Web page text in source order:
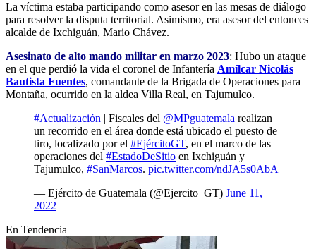
La víctima estaba participando como asesor en las mesas de diálogo
para resolver la disputa territorial. Asimismo, era asesor del entonces
alcalde de Ixchiguán, Mario Chávez.
Asesinato de alto mando militar en marzo 2023: Hubo un ataque
en el que perdió la vida el coronel de Infantería Amílcar Nicolás
Bautista Fuentes, comandante de la Brigada de Operaciones para
Montaña, ocurrido en la aldea Villa Real, en Tajumulco.
#Actualización | Fiscales del @MPguatemala realizan
un recorrido en el área donde está ubicado el puesto de
tiro, localizado por el #EjércitoGT, en el marco de las
operaciones del #EstadoDeSitio en Ixchiguán y
Tajumulco, #SanMarcos. pic.twitter.com/ndJA5s0AbA
— Ejército de Guatemala (@Ejercito_GT) June 11,
2022
En Tendencia